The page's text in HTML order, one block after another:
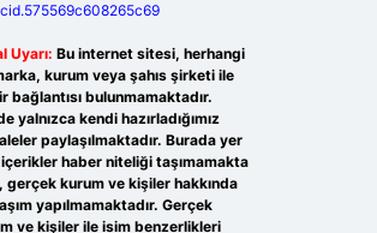
Uyarı: Bu internet sitesi, herhangi
kurum veya şahıs şirketi ile
bağlantısı bulunmamaktadır.
yalnızca kendi hazırladığımız
paylaşılmaktadır. Burada yer
haber niteliği taşımamakta
gerçek kurum ve kişiler hakkında
yapılmamaktadır. Gerçek
ve kişiler ile isim benzerlikleri